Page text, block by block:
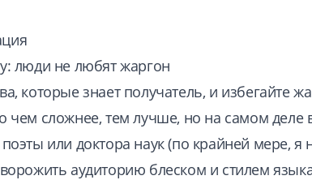
люди не любят жаргон
которые знает получатель, и избегайте
чем сложнее, тем лучше, но на самом деле
или доктора наук (по крайней мере, я
аудиторию блеском и стилем